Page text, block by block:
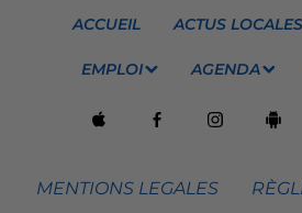
ACCUEIL ACTUS LOCALES
EMPLOI AGENDA
MENTIONS LEGALES